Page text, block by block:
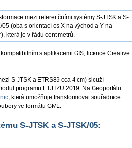
mezi referenčními systémy S-JTSK a S-
05 (oba s orientací os X na východ a Y na
která je v řádu centimetrů.
s aplikacemi GIS, licence Creative
S-JTSK a ETRS89 cca 4 cm) slouží
programu ETJTZU 2019. Na Geoportálu
, která umožňuje transformovat souřadnice
ve formátu GML.
S-JTSK a S-JTSK/05: